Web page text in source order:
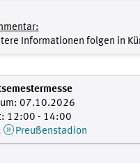
Informationen folgen in
07.10.2026
12:00 - 14:00
Preußenstadion